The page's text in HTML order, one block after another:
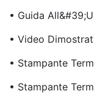
• Guida
• Video
• Stampante
• Stampante